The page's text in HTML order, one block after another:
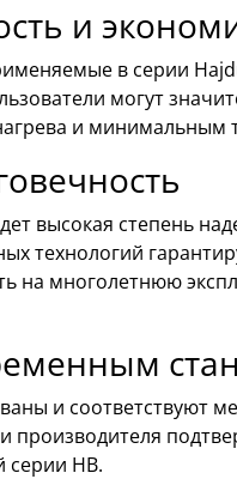
и
в серии
могут
и минимальным
высокая степень
технологий
на многолетнюю
и соответствуют
производителя
серии HB.